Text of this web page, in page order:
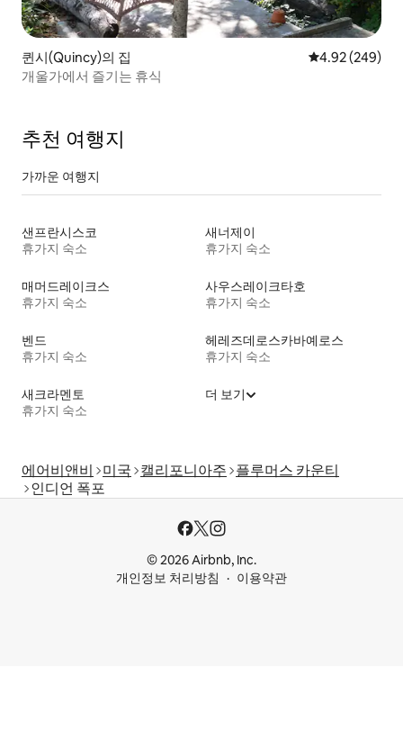
퀸시(Quincy)의 집 평점 4.92점(5
4.92 (249)
개울가에서 즐기는 휴식
추천 여행지
가까운 여행지
샌프란시스코
휴가지 숙소
새너제이
휴가지 숙소
매머드레이크스
휴가지 숙소
사우스레이크타호
휴가지 숙소
벤드
휴가지 숙소
헤레즈데로스카바예로스
휴가지 숙소
새크라멘토
휴가지 숙소
더 보기
에어비앤비 미국 캘리포니아주 플루머스 카운티
인디언 폭포
© 2026 Airbnb, Inc.
개인정보 처리방침
이용약관